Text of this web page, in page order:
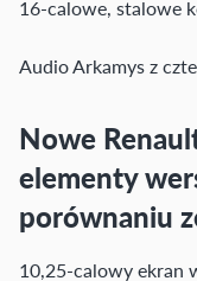
16-calowe, stalowe
Audio Arkamys z
Nowe
elementy
porównaniu
10,25-calowy ekran